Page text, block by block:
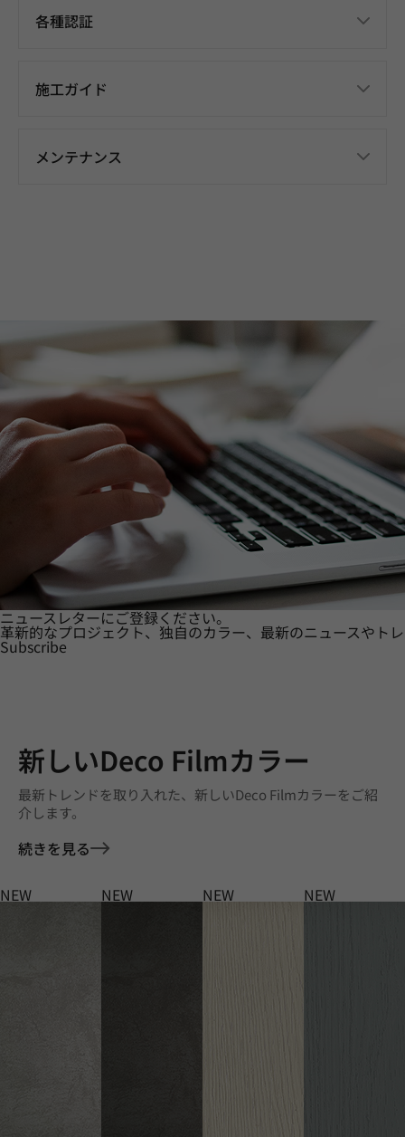
各種認証
施工ガイド
メンテナンス
ニュースレターにご登録ください。
革新的なプロジェクト、独自のカラー、最新のニュースやト
Subscribe
新しいDeco Filmカラー
最新トレンドを取り入れた、新しいDeco Filmカラーをご紹
介します。
続きを見る
NEW NEW NEW NEW